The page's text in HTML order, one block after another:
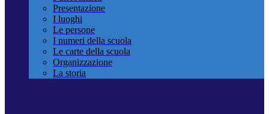
Presentazione
I luoghi
Le persone
I numeri della scuola
Le carte della scuola
Organizzazione
La storia